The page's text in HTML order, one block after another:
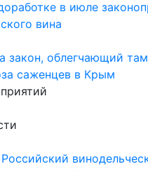
в июле
вина
закон, облегчающий
саженцев в Крым